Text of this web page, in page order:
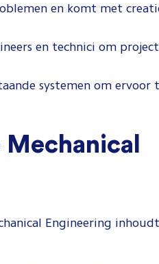
en komt met
en technici om
systemen om ervoor
Engineering